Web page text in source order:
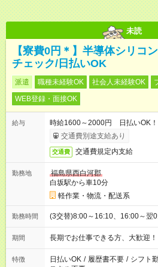
未読
【寮費0円＊】半導体シリコ
チェック/日払いOK
派遣 職種未経験OK 社会人未経験OK
WEB登録・面接OK
給与
時給1600～2000円 日払いOK！
交通費別途支給あり
交通費 交通費規定内支給
勤務地
福島県西白河郡
白坂駅から車10分
軽作業・物流・配送系
勤務時間 (3交替)8:00～16:10、16:00～翌
期間 長期でお仕事できる方、大歓迎！
特徴 日払いOK / 履歴書不要 / シフト